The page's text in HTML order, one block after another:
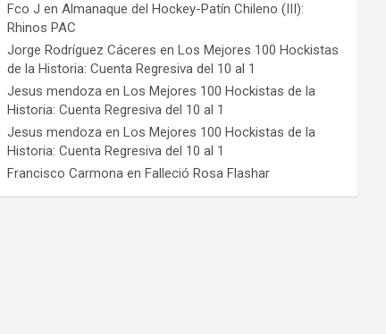
Fco J enAlmanaque del Hockey-Patín Chileno (III):
Rhinos PAC
Jorge Rodríguez Cáceres enLos Mejores 100 Hockistas
de la Historia: Cuenta Regresiva del 10 al 1
Jesus mendoza enLos Mejores 100 Hockistas de la
Historia: Cuenta Regresiva del 10 al 1
Jesus mendoza enLos Mejores 100 Hockistas de la
Historia: Cuenta Regresiva del 10 al 1
Francisco Carmona enFalleció Rosa Flashar